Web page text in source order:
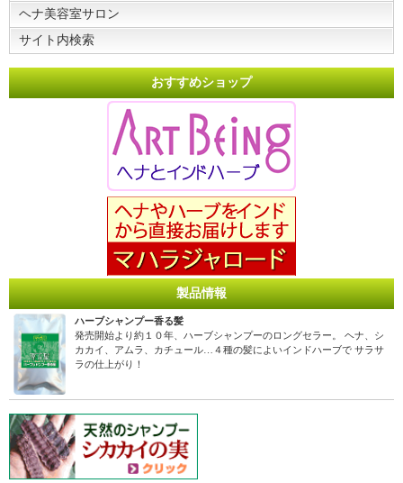
ヘナ美容室サロン
サイト内検索
おすすめショップ
製品情報
ハーブシャンプー香る髪
発売開始より約１０年、ハーブシャンプーのロングセラー。 ヘナ、シ
カカイ、アムラ、カチュール…４種の髪によいインドハーブで サラサ
ラの仕上がり！